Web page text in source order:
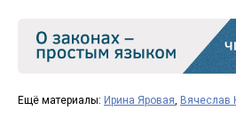
Ещё материалы: Ирина Яровая, Вячеслав